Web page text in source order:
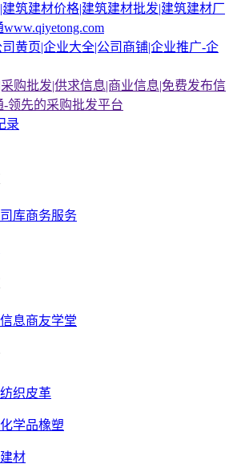
建筑建材价格|建筑建材批发|建筑建材厂
黄页|企业大全|公司商铺|企业推广-企
购批发|供求信息|商业信息|免费发布信
-领先的采购批发平台
录
库商务服务
息商友学堂
纺织皮革
学品橡塑
材